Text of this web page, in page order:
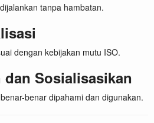
tanpa hambatan.
dengan kebijakan mutu ISO.
Sosialisasikan
benar dipahami dan digunakan.